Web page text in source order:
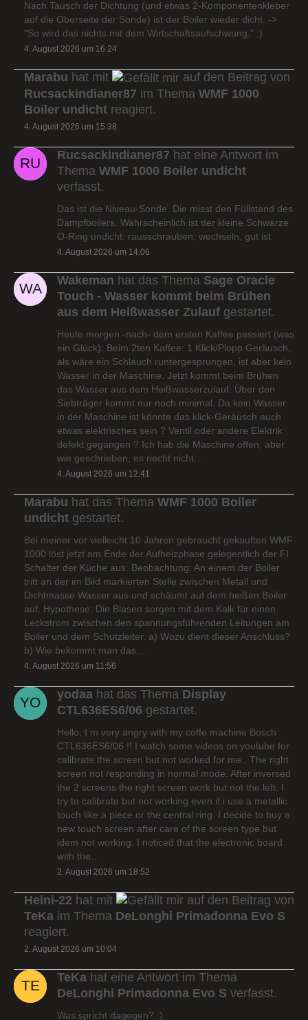
Nach Tausch der Dichtung (und etwas 2-Komponentenkleber
auf die Oberseite der Sonde) ist der Boiler wieder dicht. ->
"So wird das nichts mit dem Wirtschaftsaufschwung." :)
4. August 2026 um 16:24
Marabu hat mit
auf den Beitrag von
Rucsackindianer87 im Thema WMF 1000
Boiler undicht reagiert.
4. August 2026 um 15:38
Rucsackindianer87 hat eine Antwort im
Thema WMF 1000 Boiler undicht
verfasst.
Das ist die Niveau-Sonde. Die misst den Füllstand des
Dampfboilers. Wahrscheinlich ist der kleine Schwarze
O-Ring undicht. rausschrauben, wechseln, gut ist
4. August 2026 um 14:06
Wakeman hat das Thema Sage Oracle
Touch - Wasser kommt beim Brühen
aus dem Heißwasser Zulauf gestartet.
Heute morgen -nach- dem ersten Kaffee passiert (was
ein Glück): Beim 2ten Kaffee: 1 Klick/Plopp Geräusch,
als wäre ein Schlauch runtergesprungen, ist aber kein
Wasser in der Maschine. Jetzt kommt beim Brühen
das Wasser aus dem Heißwasserzulauf. Über den
Siebträger kommt nur noch minimal. Da kein Wasser
in der Maschine ist könnte das klick-Geräusch auch
etwas elektrisches sein ? Ventil oder andere Elektrik
defekt gegangen ? Ich hab die Maschine offen, aber
wie geschrieben, es riecht nicht…
4. August 2026 um 12:41
Marabu hat das Thema WMF 1000 Boiler
undicht gestartet.
Bei meiner vor vielleicht 10 Jahren gebraucht gekauften WMF
1000 löst jetzt am Ende der Aufheizphase gelegentlich der FI
Schalter der Küche aus. Beobachtung: An einem der Boiler
tritt an der im Bild markierten Stelle zwischen Metall und
Dichtmasse Wasser aus und schäumt auf dem heißen Boiler
auf. Hypothese: Die Blasen sorgen mit dem Kalk für einen
Leckstrom zwischen den spannungsführenden Leitungen am
Boiler und dem Schutzleiter. a) Wozu dient dieser Anschluss?
b) Wie bekommt man das…
4. August 2026 um 11:56
yodaa hat das Thema Display
CTL636ES6/06 gestartet.
Hello, I m very angry with my coffe machine Bosch
CTL636ES6/06 !! I watch some videos on youtube for
calibrate the screen but not worked for me.. The right
screen not responding in normal mode. After inversed
the 2 screens the right screen work but not the left. I
try to calibrate but not working even if i use a metallic
touch like a piece or the central ring. I decide to buy a
new touch screen after care of the screen type but
idem not working. I noticed that the electronic board
with the…
2. August 2026 um 18:52
Heini-22 hat mit
auf den Beitrag von
TeKa im Thema DeLonghi Primadonna Evo S
reagiert.
2. August 2026 um 10:04
TeKa hat eine Antwort im Thema
DeLonghi Primadonna Evo S verfasst.
Was spricht dagegen? :)